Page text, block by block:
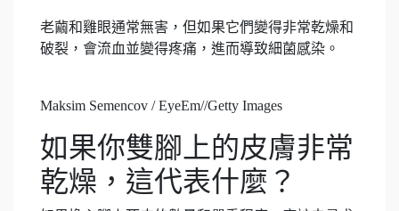
老繭和雞眼通常無害，但如果它們變得非常乾燥和
破裂，會流血並變得疼痛，進而導致細菌感染。
Maksim Semencov / EyeEm//Getty Images
如果你雙腳上的皮膚非常
乾燥，這代表什麼？